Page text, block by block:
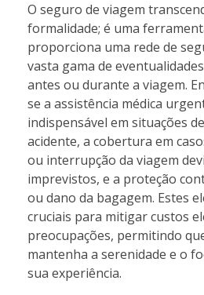
O seguro de viagem
formalidade; é uma
proporciona uma rede de
vasta gama de
antes ou durante a viagem.
se a assistência médica
indispensável em situações
acidente, a cobertura em
ou interrupção da viagem
imprevistos, e a proteção
ou dano da bagagem. Estes
cruciais para mitigar custos
preocupações, permitindo
mantenha a serenidade e o
sua experiência.